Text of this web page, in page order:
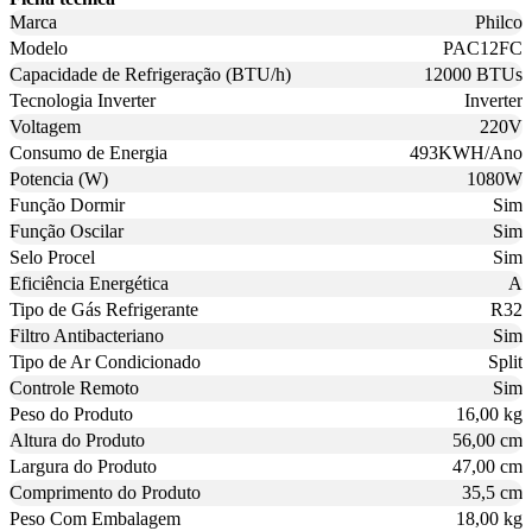
Marca
Philco
Modelo
PAC12FC
Capacidade de Refrigeração (BTU/h)
12000 BTUs
Tecnologia Inverter
Inverter
Voltagem
220V
Consumo de Energia
493KWH/Ano
Potencia (W)
1080W
Função Dormir
Sim
Função Oscilar
Sim
Selo Procel
Sim
Eficiência Energética
A
Tipo de Gás Refrigerante
R32
Filtro Antibacteriano
Sim
Tipo de Ar Condicionado
Split
Controle Remoto
Sim
Peso do Produto
16,00 kg
Altura do Produto
56,00 cm
Largura do Produto
47,00 cm
Comprimento do Produto
35,5 cm
Peso Com Embalagem
18,00 kg